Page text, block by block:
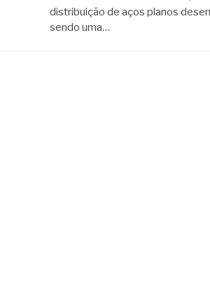
distribuição de aços planos
sendo uma…